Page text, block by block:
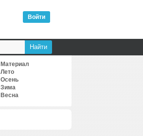
Войти
Материал
Лето
Осень
Зима
Весна